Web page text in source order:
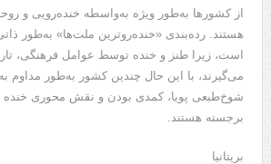
از کشورها به‌طور ویژه به‌واسطه خنده‌رویی و
هستند. رده‌بندی «خنده‌روترین ملت‌ها» به‌طور
است، زیرا طنز و خنده توسط عوامل فرهنگی،
می‌گیرند، با این حال چندین کشور به‌طور
شوخ‌طبعی پویا، کمدی بودن و نقش محوری خنده
برجسته هستند.
بریتانیا